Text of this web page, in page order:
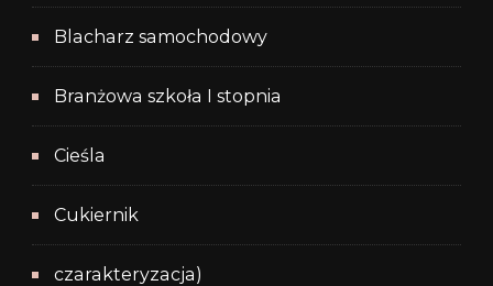
Blacharz samochodowy
Branżowa szkoła I stopnia
Cieśla
Cukiernik
czarakteryzacja)